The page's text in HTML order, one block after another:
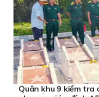
Quân khu 9 kiểm tra